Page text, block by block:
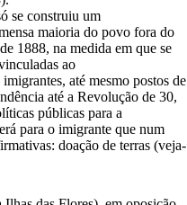
se construiu um
maioria do povo fora do
1888, na medida em que se
ao
até mesmo postos de
até a Revolução de 30,
públicas para a
para o imigrante que num
doação de terras (veja-